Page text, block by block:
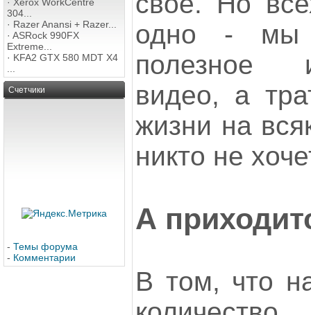
304...
· Razer Anansi + Razer...
· ASRock 990FX
Extreme...
· KFA2 GTX 580 MDT X4
Счетчики
- Темы форума
- Комментарии
одно - мы
полезное
видео, а
жизни на
никто не
А
В том, что